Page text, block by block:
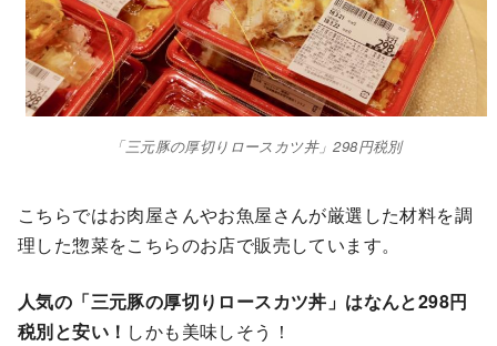
「三元豚の厚切りロースカツ丼」298円税別
こちらではお肉屋さんやお魚屋さんが厳選した材料を調
理した惣菜をこちらのお店で販売しています。
人気の「三元豚の厚切りロースカツ丼」はなんと298円
税別と安い！ しかも美味しそう！